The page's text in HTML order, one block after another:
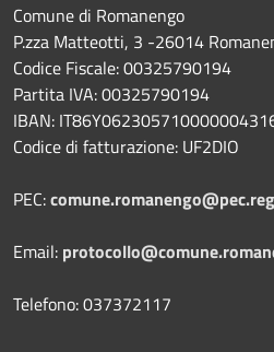
Comune di Romanengo
P.zza Matteotti, 3 -26014
Codice Fiscale: 00325790194
Partita IVA: 00325790194
IBAN:
Codice di fatturazione: UF2DIO
PEC:
Email:
Telefono: 037372117